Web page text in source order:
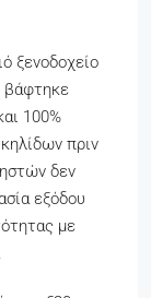
ξενοδοχείο
βάφτηκε
100%
πριν
δεν
εξόδου
με